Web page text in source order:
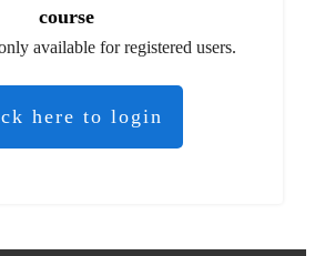
course
available for registered users.
here to login